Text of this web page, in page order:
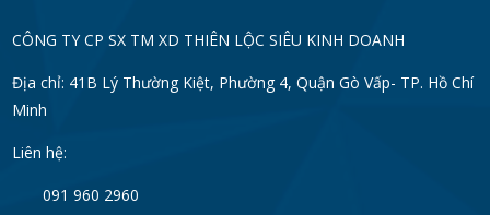
CÔNG TY CP SX TM XD THIÊN LỘC SIÊU KINH DOANH
Địa chỉ: 41B Lý Thường Kiệt, Phường 4, Quận Gò Vấp- TP. Hồ Chí
Minh
Liên hệ:
091 960 2960